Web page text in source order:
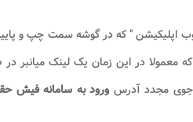
اپلیکیشن " که در گوشه سمت چپ و
معمولا در این زمان یک لینک میانبر
جوی مجدد آدرس ورود به سامانه فیش